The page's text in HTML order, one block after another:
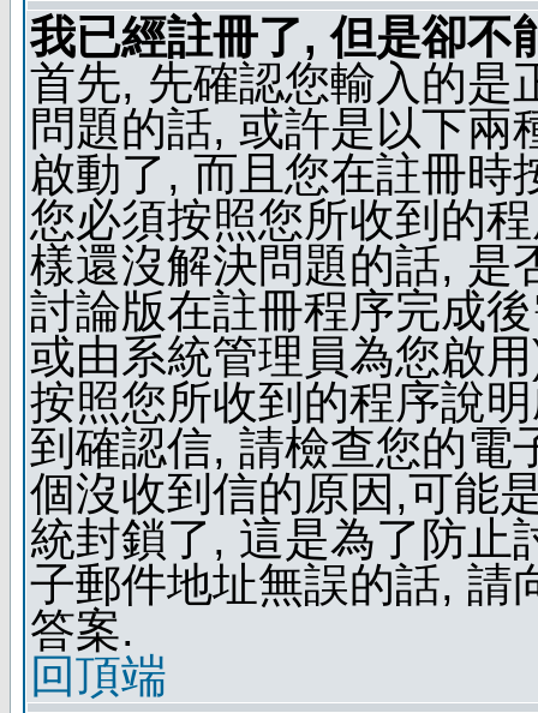
我已經註冊了, 但是卻不
首先, 先確認您輸入的是
問題的話, 或許是以下兩
啟動了, 而且您在註冊時
您必須按照您所收到的
樣還沒解決問題的話, 是
討論版在註冊程序完成
或由系統管理員為您啟
按照您所收到的程序說
到確認信, 請檢查您的電
個沒收到信的原因,可能
統封鎖了, 這是為了防止
子郵件地址無誤的話, 請
答案.
回頂端